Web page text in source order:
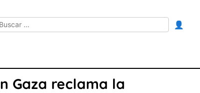
👤
Gaza reclama la